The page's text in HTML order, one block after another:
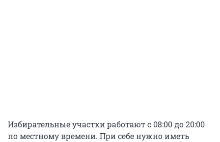
Избирательные участки работают с 08:00 до 20:00
по местному времени. При себе нужно иметь